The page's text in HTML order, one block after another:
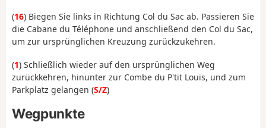
(16) Biegen Sie links in Richtung Col du Sac ab. Passieren Sie
die Cabane du Téléphone und anschließend den Col du Sac,
um zur ursprünglichen Kreuzung zurückzukehren.
(1) Schließlich wieder auf den ursprünglichen Weg
zurückkehren, hinunter zur Combe du P'tit Louis, und zum
Parkplatz gelangen (S/Z)
Wegpunkte